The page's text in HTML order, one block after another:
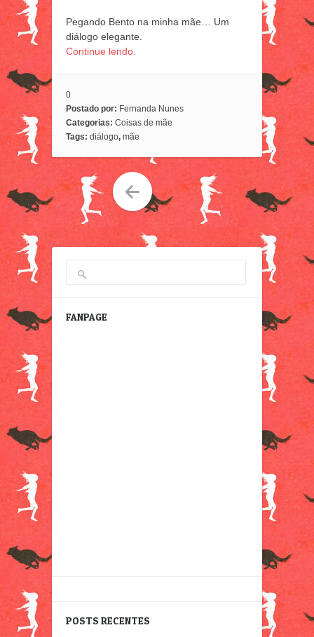
Pegando Bento na minha mãe… Um
diálogo elegante.
Continue lendo.
0
Postado por: Fernanda Nunes
Categorias: Coisas de mãe
Tags: diálogo, mãe
FANPAGE
POSTS RECENTES